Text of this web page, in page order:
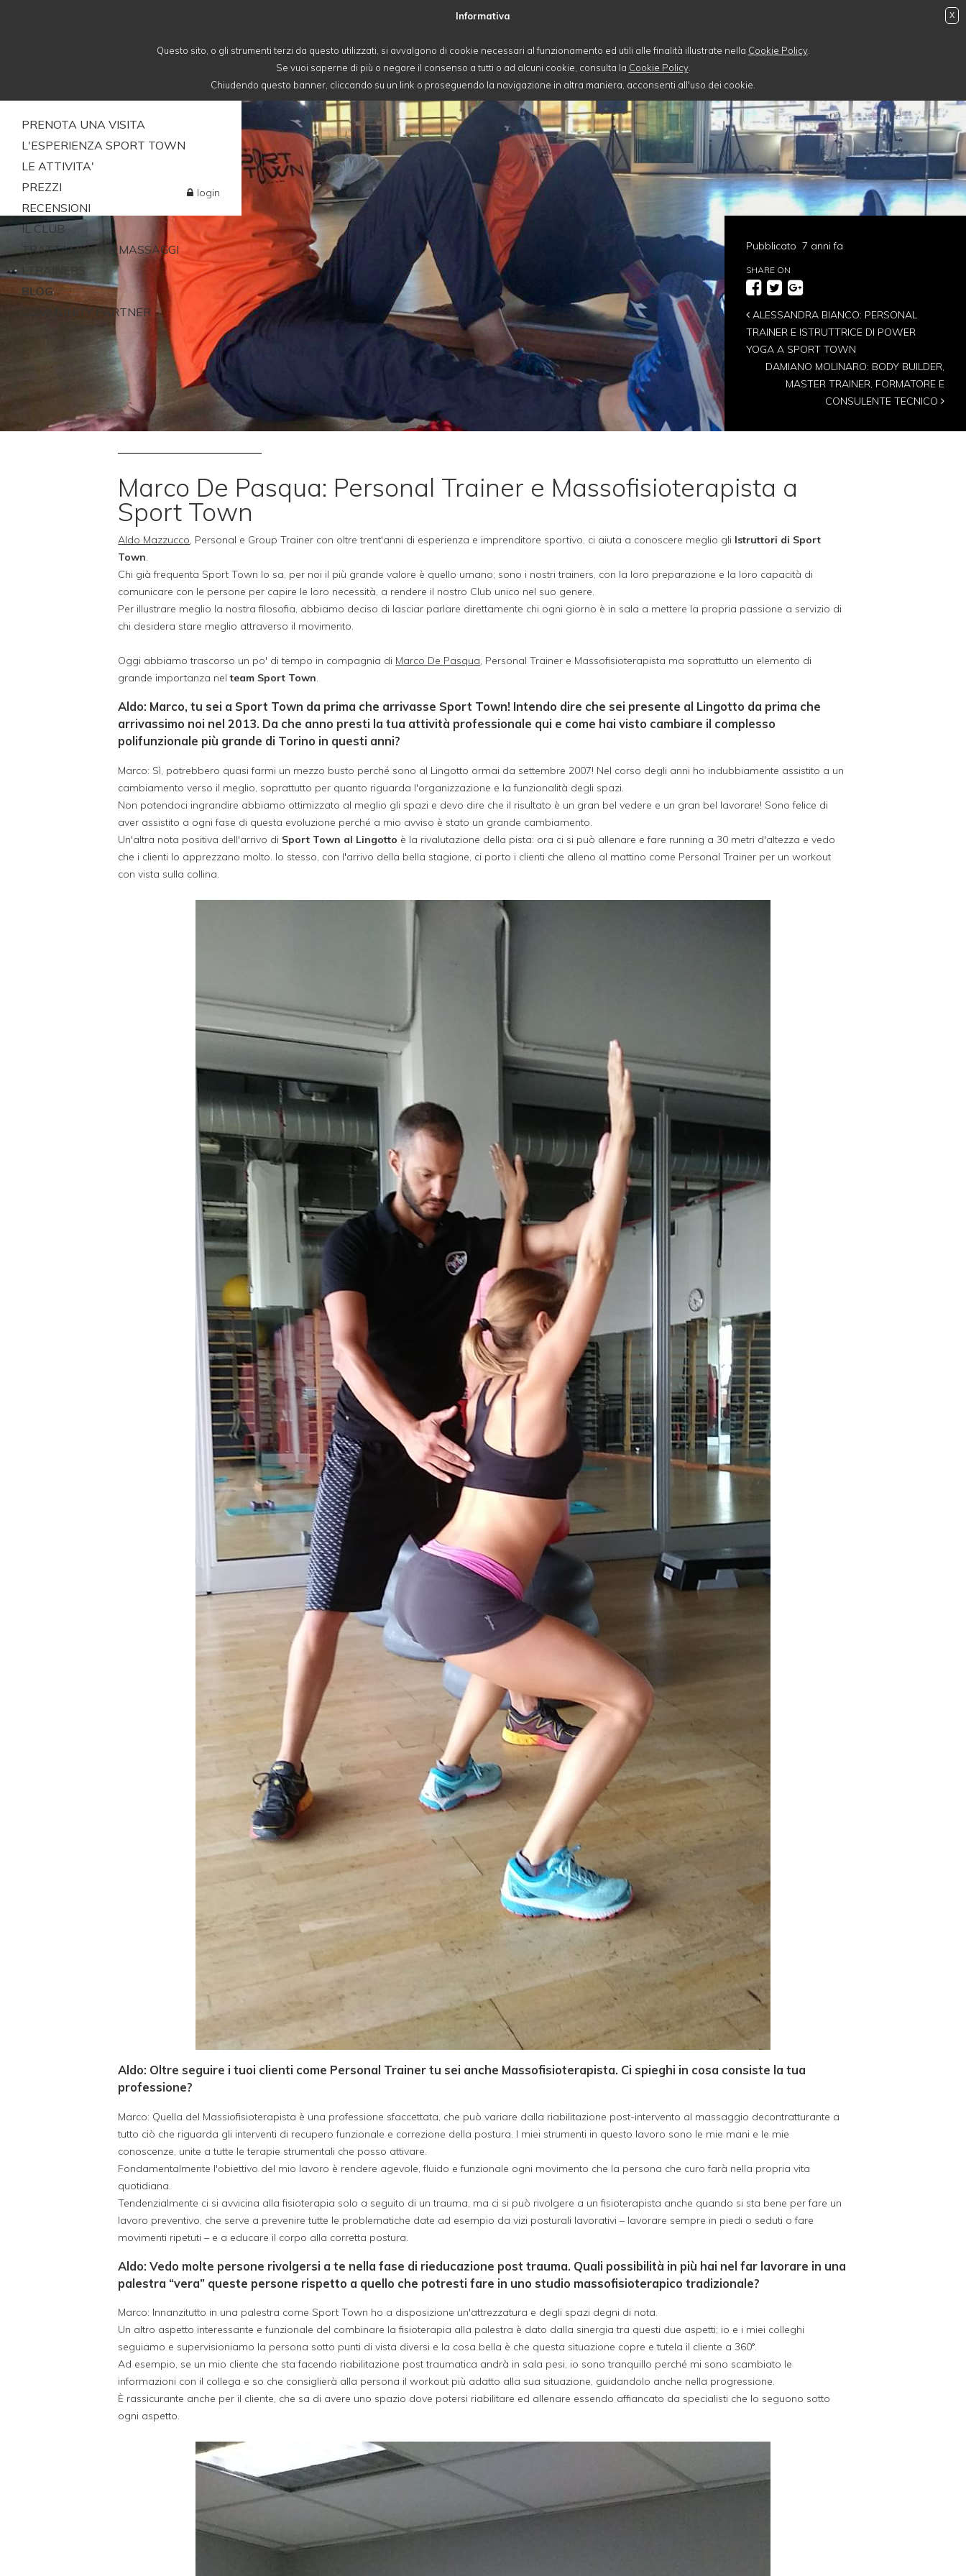
Informativa
Questo sito, o gli strumenti terzi da questo utilizzati, si avvalgono di cookie necessari al funzionamento ed utili alle finalità illustrate nella Cookie Policy.
Se vuoi saperne di più o negare il consenso a tutti o ad alcuni cookie, consulta la Cookie Policy.
Chiudendo questo banner, cliccando su un link o proseguendo la navigazione in altra maniera, acconsenti all'uso dei cookie.
X
PRENOTA UNA VISITA
L'ESPERIENZA SPORT TOWN
LE ATTIVITA'
PREZZI
RECENSIONI
IL CLUB
TRATTAMENTI E MASSAGGI
I TRAINERS
BLOG
COMMUNITY PARTNER
login
Pubblicato 7 anni fa
ALESSANDRA BIANCO: PERSONAL
TRAINER E ISTRUTTRICE DI POWER
YOGA A SPORT TOWN
DAMIANO MOLINARO: BODY BUILDER,
MASTER TRAINER, FORMATORE E
CONSULENTE TECNICO
SHARE ON
Marco De Pasqua: Personal Trainer e Massofisioterapista a
Sport Town
Aldo Mazzucco, Personal e Group Trainer con oltre trent'anni di esperienza e imprenditore sportivo, ci aiuta a conoscere meglio gli Istruttori di Sport
Town.
Chi già frequenta Sport Town lo sa, per noi il più grande valore è quello umano; sono i nostri trainers, con la loro preparazione e la loro capacità di
comunicare con le persone per capire le loro necessità, a rendere il nostro Club unico nel suo genere.
Per illustrare meglio la nostra filosofia, abbiamo deciso di lasciar parlare direttamente chi ogni giorno è in sala a mettere la propria passione a servizio di
chi desidera stare meglio attraverso il movimento.
Oggi abbiamo trascorso un po' di tempo in compagnia di Marco De Pasqua, Personal Trainer e Massofisioterapista ma soprattutto un elemento di
grande importanza nelteam Sport Town.
Aldo: Marco, tu sei a Sport Town da prima che arrivasse Sport Town! Intendo dire che sei presente al Lingotto da prima che
arrivassimo noi nel 2013. Da che anno presti la tua attività professionale qui e come hai visto cambiare il complesso
polifunzionale più grande di Torino in questi anni?
Marco: Sì, potrebbero quasi farmi un mezzo busto perché sono al Lingotto ormai da settembre 2007! Nel corso degli anni ho indubbiamente assistito a un
cambiamento verso il meglio, soprattutto per quanto riguarda l'organizzazione e la funzionalità degli spazi.
Non potendoci ingrandire abbiamo ottimizzato al meglio gli spazi e devo dire che il risultato è un gran bel vedere e un gran bel lavorare! Sono felice di
aver assistito a ogni fase di questa evoluzione perché a mio avviso è stato un grande cambiamento.
Un'altra nota positiva dell'arrivo di Sport Town al Lingotto è la rivalutazione della pista: ora ci si può allenare e fare running a 30 metri d'altezza e vedo
che i clienti lo apprezzano molto. Io stesso, con l'arrivo della bella stagione, ci porto i clienti che alleno al mattino come Personal Trainer per un workout
con vista sulla collina.
Aldo: Oltre seguire i tuoi clienti come Personal Trainer tu sei anche Massofisioterapista. Ci spieghi in cosa consiste la tua
professione?
Marco: Quella del Massiofisioterapista è una professione sfaccettata, che può variare dalla riabilitazione post-intervento al massaggio decontratturante a
tutto ciò che riguarda gli interventi di recupero funzionale e correzione della postura. I miei strumenti in questo lavoro sono le mie mani e le mie
conoscenze, unite a tutte le terapie strumentali che posso attivare.
Fondamentalmente l'obiettivo del mio lavoro è rendere agevole, fluido e funzionale ogni movimento che la persona che curo farà nella propria vita
quotidiana.
Tendenzialmente ci si avvicina alla fisioterapia solo a seguito di un trauma, ma ci si può rivolgere a un fisioterapista anche quando si sta bene per fare un
lavoro preventivo, che serve a prevenire tutte le problematiche date ad esempio da vizi posturali lavorativi – lavorare sempre in piedi o seduti o fare
movimenti ripetuti – e a educare il corpo alla corretta postura.
Aldo: Vedo molte persone rivolgersi a te nella fase di rieducazione post trauma. Quali possibilità in più hai nel far lavorare in una
palestra “vera” queste persone rispetto a quello che potresti fare in uno studio massofisioterapico tradizionale?
Marco: Innanzitutto in una palestra come Sport Town ho a disposizione un'attrezzatura e degli spazi degni di nota.
Un altro aspetto interessante e funzionale del combinare la fisioterapia alla palestra è dato dalla sinergia tra questi due aspetti; io e i miei colleghi
seguiamo e supervisioniamo la persona sotto punti di vista diversi e la cosa bella è che questa situazione copre e tutela il cliente a 360°.
Ad esempio, se un mio cliente che sta facendo riabilitazione post traumatica andrà in sala pesi, io sono tranquillo perché mi sono scambiato le
informazioni con il collega e so che consiglierà alla persona il workout più adatto alla sua situazione, guidandolo anche nella progressione.
È rassicurante anche per il cliente, che sa di avere uno spazio dove potersi riabilitare ed allenare essendo affiancato da specialisti che lo seguono sotto
ogni aspetto.